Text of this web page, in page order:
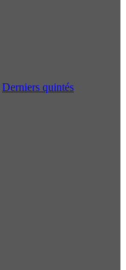
Derniers quintés